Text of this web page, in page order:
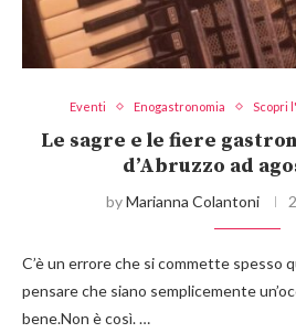
Eventi Enogastronomia Scopri
Le sagre e le fiere
d’Abruzzo ad
byMarianna Colantoni
C’è un errore che si commette spesso
pensare che siano semplicemente
bene.Non è così. …